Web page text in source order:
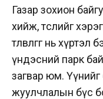
Газар зохион
хийж, төслийг
төлөвлөгөөг нь
үндэсний парк
загвар юм. Үүнийг
жуулчлалын бүс